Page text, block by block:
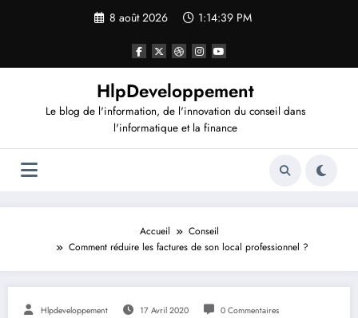
8 août 2026 1:14:40 PM
HlpDeveloppement
Le blog de l'information, de l'innovation du conseil dans
l'informatique et la finance
Accueil
Conseil
Comment réduire les factures de son local professionnel ?
Hlpdeveloppement 17 Avril 2020 0 Commentaires